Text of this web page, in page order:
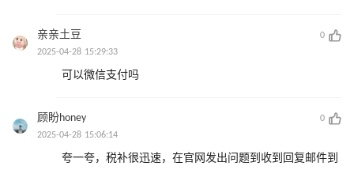
亲亲土豆
0
2025-04-28 15:29:33
可以微信支付吗
顾盼honey
0
2025-04-28 15:06:14
夸一夸，税补很迅速，在官网发出问题到收到回复邮件到